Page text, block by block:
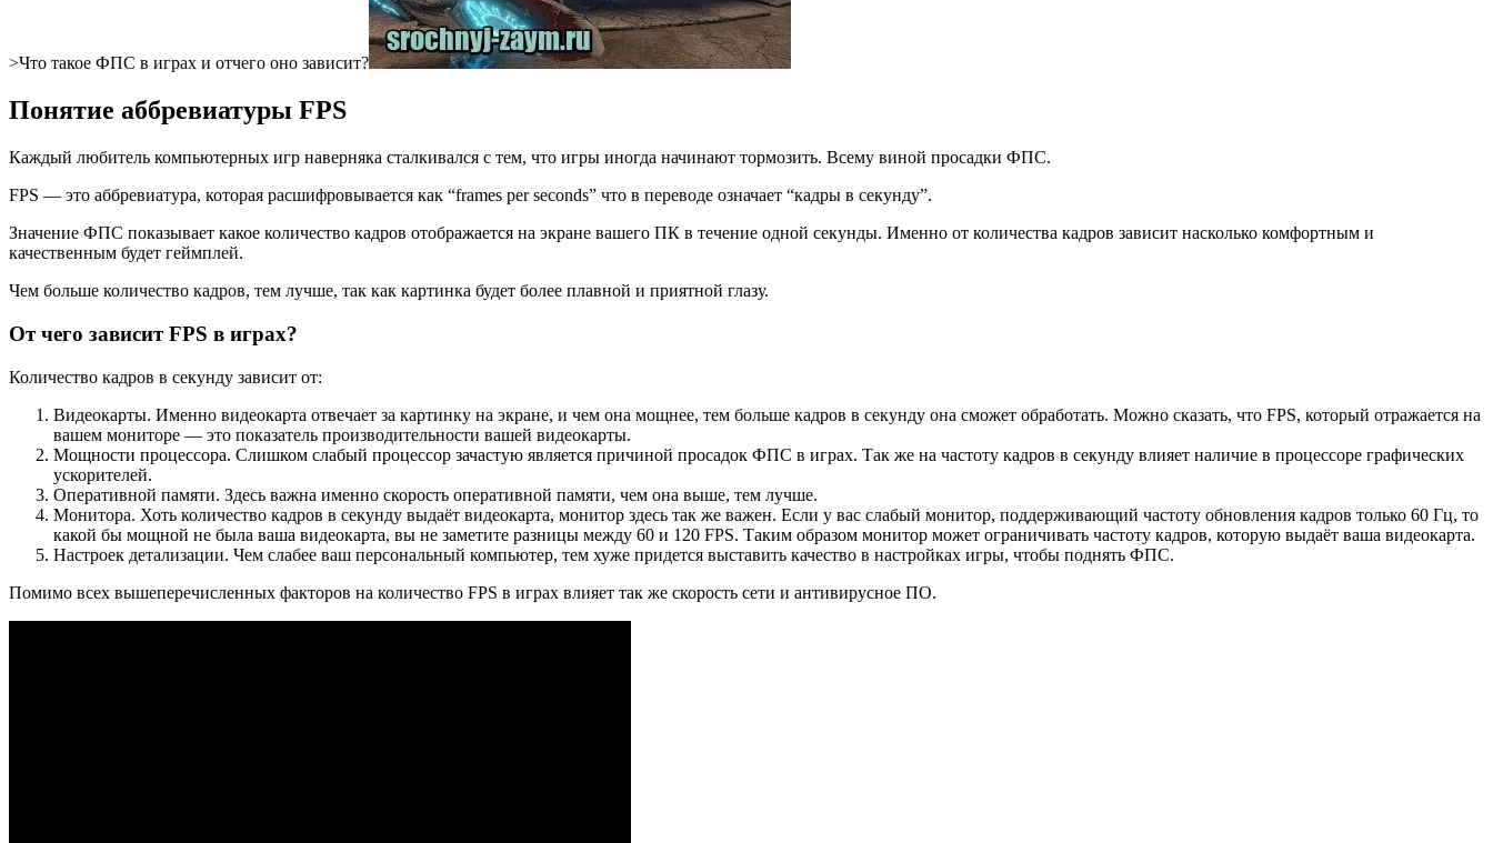
>Что такое ФПС в играх и отчего оно зависит?
Понятие аббревиатуры FPS
Каждый любитель компьютерных игр наверняка сталкивался с тем, что игры иногда начинают тормозить. Всему виной просадки ФПС.
FPS — это аббревиатура, которая расшифровывается как “frames per seconds” что в переводе означает “кадры в секунду”.
Значение ФПС показывает какое количество кадров отображается на экране вашего ПК в течение одной секунды. Именно от количества кадров зависит насколько комфортным и
качественным будет геймплей.
Чем больше количество кадров, тем лучше, так как картинка будет более плавной и приятной глазу.
От чего зависит FPS в играх?
Количество кадров в секунду зависит от:
Видеокарты. Именно видеокарта отвечает за картинку на экране, и чем она мощнее, тем больше кадров в секунду она сможет обработать. Можно сказать, что FPS, который отражается на
вашем мониторе — это показатель производительности вашей видеокарты.
Мощности процессора. Слишком слабый процессор зачастую является причиной просадок ФПС в играх. Так же на частоту кадров в секунду влияет наличие в процессоре графических
ускорителей.
Оперативной памяти. Здесь важна именно скорость оперативной памяти, чем она выше, тем лучше.
Монитора. Хоть количество кадров в секунду выдаёт видеокарта, монитор здесь так же важен. Если у вас слабый монитор, поддерживающий частоту обновления кадров только 60 Гц, то
какой бы мощной не была ваша видеокарта, вы не заметите разницы между 60 и 120 FPS. Таким образом монитор может ограничивать частоту кадров, которую выдаёт ваша видеокарта.
Настроек детализации. Чем слабее ваш персональный компьютер, тем хуже придется выставить качество в настройках игры, чтобы поднять ФПС.
Помимо всех вышеперечисленных факторов на количество FPS в играх влияет так же скорость сети и антивирусное ПО.